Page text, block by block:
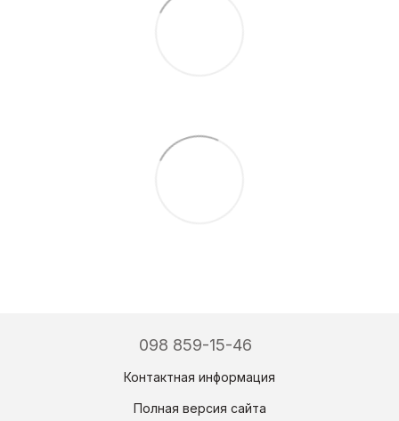
098 859-15-46
Контактная информация
Полная версия сайта